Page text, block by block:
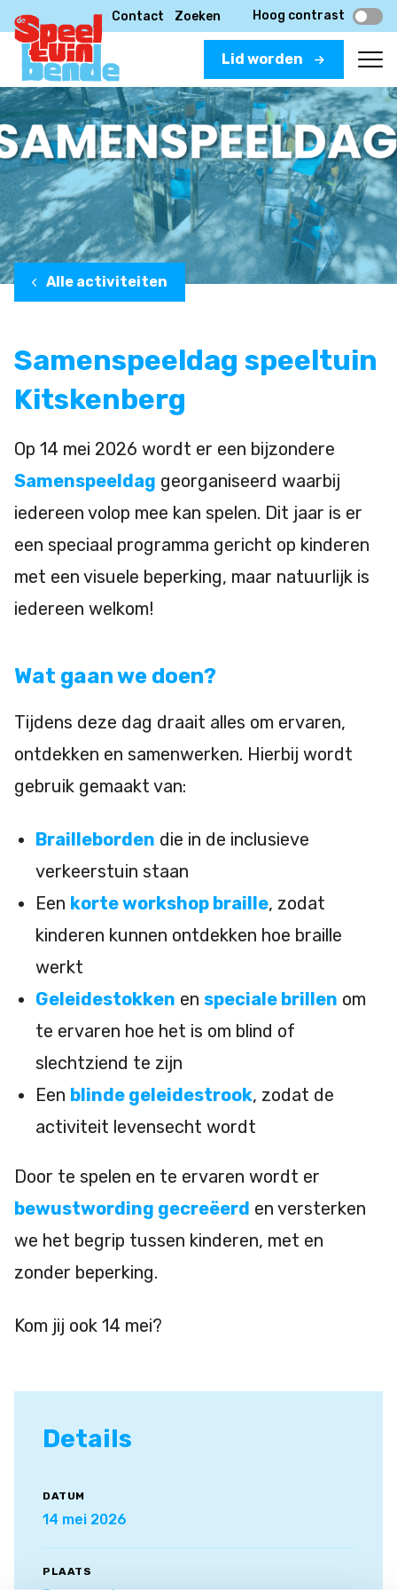
Contact Zoeken Hoog contrast
Lid worden
Alle activiteiten
Samenspeeldag speeltuin
Kitskenberg
Op 14 mei 2026 wordt er een bijzondere
Samenspeeldag georganiseerd waarbij
iedereen volop mee kan spelen. Dit jaar is er
een speciaal programma gericht op kinderen
met een visuele beperking, maar natuurlijk is
iedereen welkom!
Wat gaan we doen?
Tijdens deze dag draait alles om ervaren,
ontdekken en samenwerken. Hierbij wordt
gebruik gemaakt van:
Brailleborden die in de inclusieve
verkeerstuin staan
Een korte workshop braille, zodat
kinderen kunnen ontdekken hoe braille
werkt
Geleidestokken en speciale brillen om
te ervaren hoe het is om blind of
slechtziend te zijn
Een blinde geleidestrook, zodat de
activiteit levensecht wordt
Door te spelen en te ervaren wordt er
bewustwording gecreëerd en versterken
we het begrip tussen kinderen, met en
zonder beperking.
Kom jij ook 14 mei?
Details
DATUM
14 mei 2026
PLAATS